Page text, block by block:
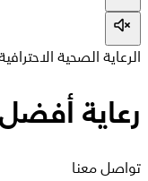
الرعاية الصحية
رعاية
تواصل معنا